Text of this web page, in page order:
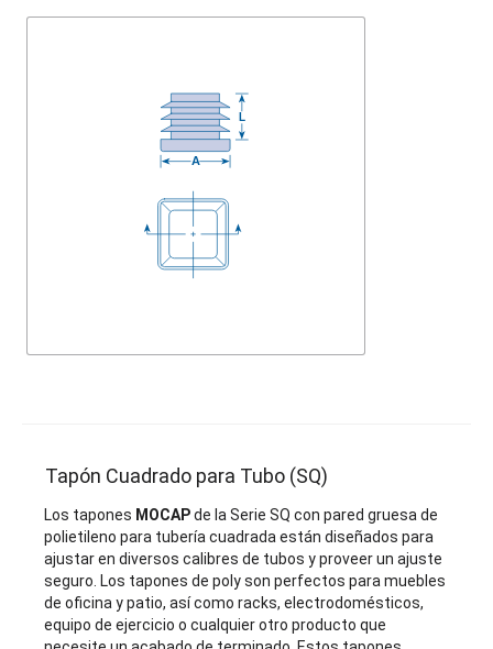
Tapón Cuadrado para Tubo (SQ)
Los tapones MOCAPde la Serie SQ con pared gruesa de
polietileno para tubería cuadrada están diseñados para
ajustar en diversos calibres de tubos y proveer un ajuste
seguro. Los tapones de poly son perfectos para muebles
de oficina y patio, así como racks, electrodomésticos,
equipo de ejercicio o cualquier otro producto que